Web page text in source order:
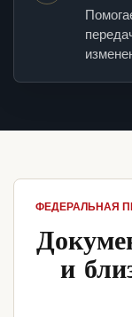
ФЕДЕРАЛЬНАЯ
и